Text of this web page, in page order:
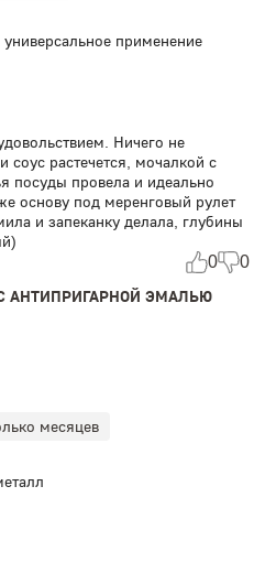
применение
Ничего не
растечется, мочалкой с
посуды провела и идеально
основу под меренговый рулет
и запеканку делала, глубины
0 0
АНТИПРИГАРНОЙ ЭМАЛЬЮ
месяцев